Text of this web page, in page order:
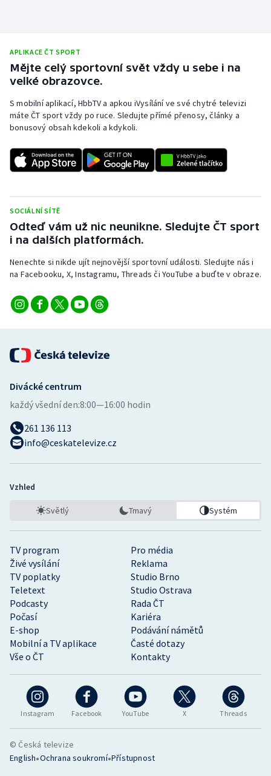
Veslování
Volejbal
Ostatní
APLIKACE ČT SPORT
Mějte celý sportovní svět vždy u sebe i na
velké obrazovce.
S mobilní aplikací, HbbTV a apkou iVysílání ve své chytré televizi
máte ČT sport vždy po ruce. Sledujte přímé přenosy, články a
bonusový obsah kdekoli a kdykoli.
SOCIÁLNÍ SÍTĚ
Odteď vám už nic neunikne. Sledujte ČT sport
i na dalších platformách.
Nenechte si nikde ujít nejnovější sportovní události. Sledujte nás i
na Facebooku, X, Instagramu, Threads či YouTube a buďte v obraze.
Instagram Facebook YouTube X Threads
TV program
Pro média
Živé vysílání
Reklama
TV poplatky
Studio Brno
Teletext
Studio Ostrava
Podcasty
Rada ČT
Počasí
Kariéra
E-shop
Podávání námětů
Mobilní a TV aplikace
Časté dotazy
Vše o ČT
Kontakty
Divácké centrum
každý všední den:8:00—16:00 hodin
261 136 113
info@ceskatelevize.cz
Vzhled
Světlý Tmavý Systém
© Česká televize
English•Ochrana soukromí•Přístupnost